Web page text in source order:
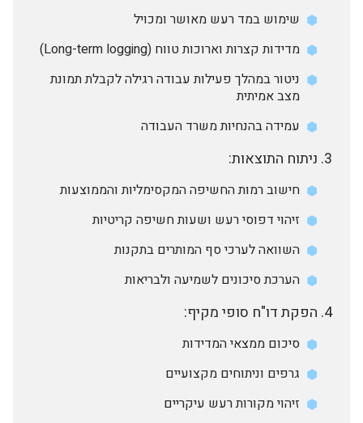
שימוש במד רעש מאושר ומכויל
מדידות קצרות וארוכות טווח (Long-term logging)
ניטור במהלך פעילות עבודה רגילה לקבלת תמונת
מצב אמיתית
עמידה בהנחיות משרד העבודה
ניתוח התוצאות:
חישוב רמות החשיפה המקסימליות והממוצעות
זיהוי דפוסי רעש ושעות חשיפה קריטיות
השוואה לערכי סף המותרים בתקנות
הערכת סיכונים לשמיעה ולבריאות
הפקת דו"ח סופי מקיף:
סיכום ממצאי המדידות
גרפים וניתוחים מקצועיים
זיהוי מקורות רעש עיקריים